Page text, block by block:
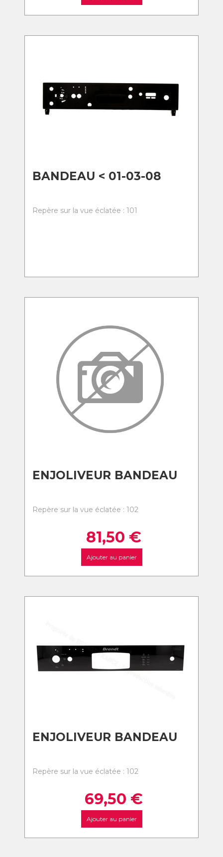
BANDEAU < 01-03-08
Repère sur la vue éclatée : 101
ENJOLIVEUR BANDEAU
Repère sur la vue éclatée : 102
81,50 €
Ajouter au panier
ENJOLIVEUR BANDEAU
Repère sur la vue éclatée : 102
69,50 €
Ajouter au panier